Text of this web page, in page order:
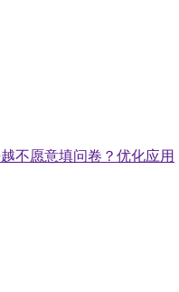
不愿意填问卷？优化应用